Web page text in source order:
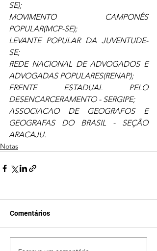
SE);
MOVIMENTO CAMPONÊS
POPULAR(MCP-SE);
LEVANTE POPULAR DA JUVENTUDE-
SE;
REDE NACIONAL DE ADVOGADOS E
ADVOGADAS POPULARES(RENAP);
FRENTE ESTADUAL PELO
DESENCARCERAMENTO - SERGIPE;
ASSOCIACAO DE GEOGRAFOS E
GEOGRAFAS DO BRASIL - SEÇÃO
ARACAJU.
Notas
Comentários